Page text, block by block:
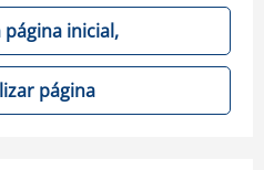
inicial,
página